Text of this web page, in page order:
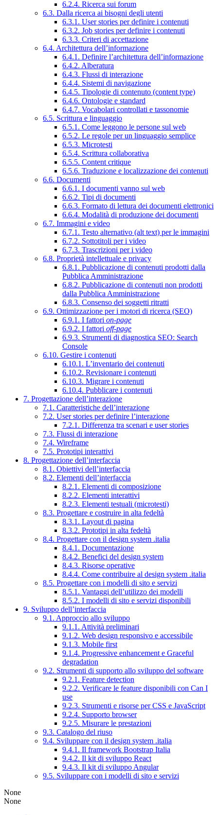
6.2.4. Ricerca sui forum
6.3. Dalla ricerca ai bisogni degli utenti
6.3.1. User stories per definire i contenuti
6.3.2. Job stories per definire i contenuti
6.3.3. Criteri di accettazione
6.4. Architettura dell’informazione
6.4.1. Definire l’architettura dell’informazione
6.4.2. Alberatura
6.4.3. Flussi di interazione
6.4.4. Sistemi di navigazione
6.4.5. Tipologie di contenuto (content type)
6.4.6. Ontologie e standard
6.4.7. Vocabolari controllati e tassonomie
6.5. Scrittura e linguaggio
6.5.1. Come leggono le persone sul web
6.5.2. Le regole per un linguaggio semplice
6.5.3. Microtesti
6.5.4. Scrittura collaborativa
6.5.5. Content critique
6.5.6. Traduzione e localizzazione dei contenuti
6.6. Documenti
6.6.1. I documenti vanno sul web
6.6.2. Tipi di documenti
6.6.3. Formato di lettura dei documenti elettronici
6.6.4. Modalità di produzione dei documenti
6.7. Immagini e video
6.7.1. Testo alternativo (alt text) per le immagini
6.7.2. Sottotitoli per i video
6.7.3. Trascrizioni per i video
6.8. Proprietà intellettuale e privacy
6.8.1. Pubblicazione di contenuti prodotti dalla
Pubblica Amministrazione
6.8.2. Pubblicazione di contenuti non prodotti
dalla Pubblica Amministrazione
6.8.3. Consenso dei soggetti ritratti
6.9. Ottimizzazione per i motori di ricerca (SEO)
6.9.1. I fattori on-page
6.9.2. I fattori off-page
6.9.3. Strumenti di diagnostica SEO: Search
Console
6.10. Gestire i contenuti
6.10.1. L’inventario dei contenuti
6.10.2. Revisionare i contenuti
6.10.3. Migrare i contenuti
6.10.4. Pubblicare i contenuti
7. Progettazione dell’interazione
7.1. Caratteristiche dell’interazione
7.2. User stories per definire l’interazione
7.2.1. Differenza tra scenari e user stories
7.3. Flussi di interazione
7.4. Wireframe
7.5. Prototipi interattivi
8. Progettazione dell’interfaccia
8.1. Obiettivi dell’interfaccia
8.2. Elementi dell’interfaccia
8.2.1. Elementi di composizione
8.2.2. Elementi interattivi
8.2.3. Elementi testuali (microtesti)
8.3. Progettare e costruire in alta fedeltà
8.3.1. Layout di pagina
8.3.2. Prototipi in alta fedeltà
8.4. Progettare con il design system .italia
8.4.1. Documentazione
8.4.2. Benefici del design system
8.4.3. Risorse operative
8.4.4. Come contribuire al design system .italia
8.5. Progettare con i modelli di sito e servizi
8.5.1. Vantaggi dell’utilizzo dei modelli
8.5.2. I modelli di sito e servizi disponibili
9. Sviluppo dell’interfaccia
9.1. Approccio allo sviluppo
9.1.1. Attività preliminari
9.1.2. Web design responsivo e accessibile
9.1.3. Mobile first
9.1.4. Progressive enhancement e Graceful
degradation
9.2. Strumenti di supporto allo sviluppo del software
9.2.1. Feature detection
9.2.2. Verificare le feature disponibili con Can I
use
9.2.3. Strumenti e risorse per CSS e JavaScript
9.2.4. Supporto browser
9.2.5. Misurare le prestazioni
9.3. Catalogo del riuso
9.4. Sviluppare con il design system .italia
9.4.1. Il framework Bootstrap Italia
9.4.2. Il kit di sviluppo React
9.4.3. Il kit di sviluppo Angular
9.5. Sviluppare con i modelli di sito e servizi
None
None